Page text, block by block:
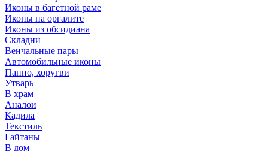
Иконы в багетной раме
Иконы на оргалите
Иконы из обсидиана
Складни
Венчальные пары
Автомобильные иконы
Панно, хоругви
Утварь
В храм
Аналои
Кадила
Текстиль
Гайтаны
В дом